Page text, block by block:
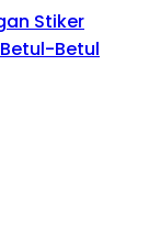
Stiker
Betul